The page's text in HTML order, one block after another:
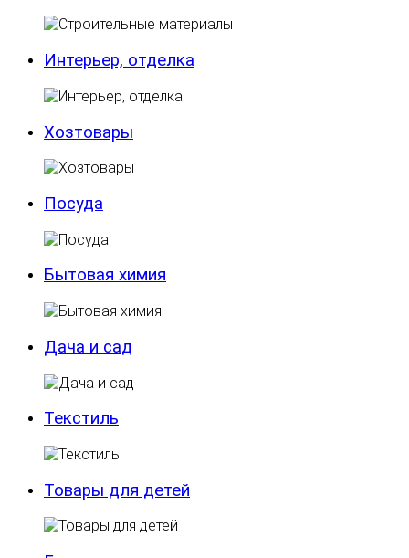
Интерьер, отделка
Хозтовары
Посуда
Бытовая химия
Дача и сад
Текстиль
Товары для детей